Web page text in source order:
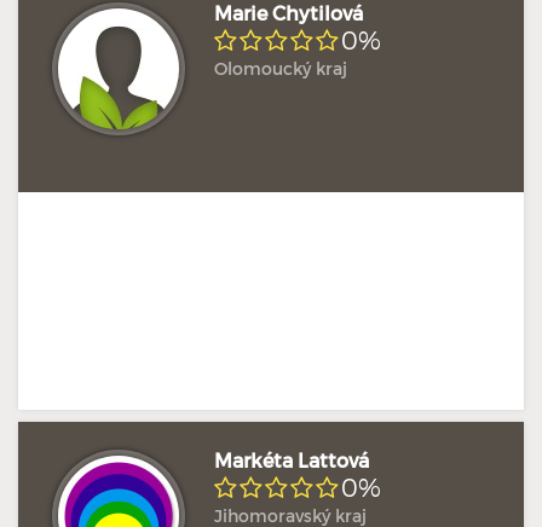
Marie Chytilová
0%
Olomoucký kraj
Markéta Lattová
0%
Jihomoravský kraj
Doposud žádné hodnocení
Doposud žádné hodnocení